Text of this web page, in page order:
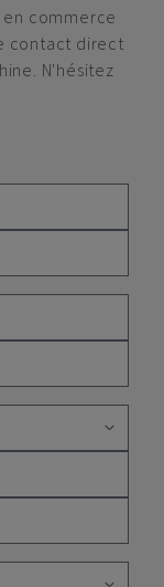
commerce
contact direct
N'hésitez